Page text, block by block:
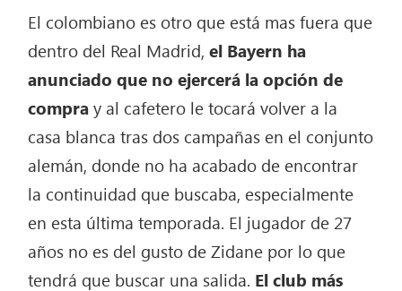
El colombiano es otro que está mas fuera que
dentro del Real Madrid,el Bayern ha
anunciado que no ejercerá la opción de
compray al cafetero le tocará volver a la
casa blanca tras dos campañas en el conjunto
alemán, donde no ha acabado de encontrar
la continuidad que buscaba, especialmente
en esta última temporada. El jugador de 27
años no es del gusto de Zidane por lo que
tendrá que buscar una salida. El club más